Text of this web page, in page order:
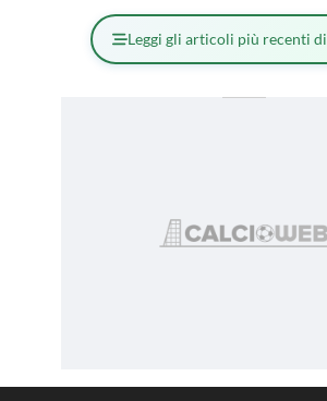
Leggi gli articoli più recenti di